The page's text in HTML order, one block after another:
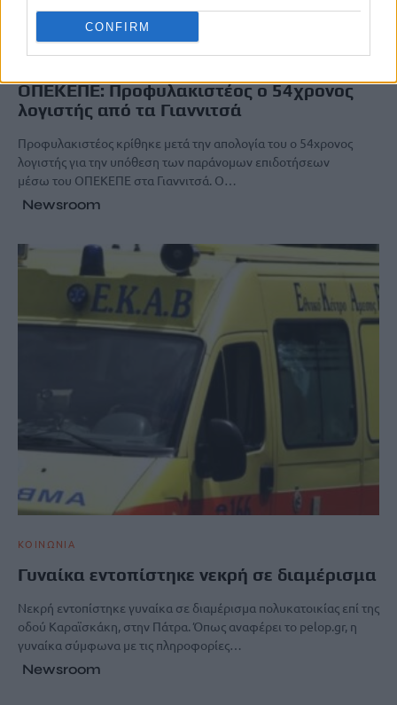
CONFIRM
ΚΟΙΝΩΝΙΑ
ΟΠΕΚΕΠΕ: Προφυλακιστέος ο 54χρονος
λογιστής από τα Γιαννιτσά
Προφυλακιστέος κρίθηκε μετά την απολογία του ο 54χρονος
λογιστής για την υπόθεση των παράνομων επιδοτήσεων
μέσω του ΟΠΕΚΕΠΕ στα Γιαννιτσά. Ο…
Newsroom
ΚΟΙΝΩΝΙΑ
Γυναίκα εντοπίστηκε νεκρή σε διαμέρισμα
Νεκρή εντοπίστηκε γυναίκα σε διαμέρισμα πολυκατοικίας επί της
οδού Καραϊσκάκη, στην Πάτρα. Όπως αναφέρει το pelop.gr, η
γυναίκα σύμφωνα με τις πληροφορίες…
Newsroom